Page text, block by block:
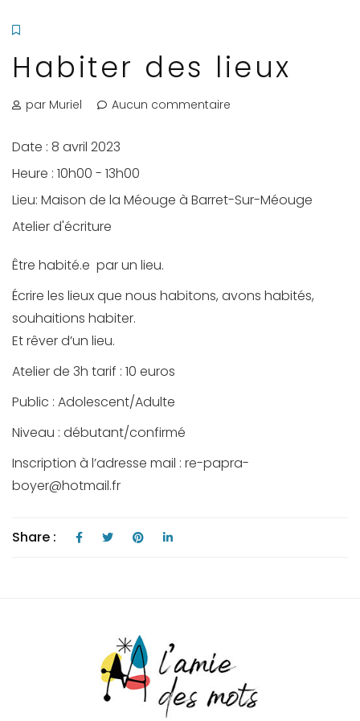
Habiter des lieux
par Muriel Aucun commentaire
Date : 8 avril 2023
Heure : 10h00 - 13h00
Lieu: Maison de la Méouge à Barret-Sur-Méouge
Atelier d'écriture
Être habité.e par un lieu.
Écrire les lieux que nous habitons, avons habités,
souhaitions habiter.
Et rêver d’un lieu.
Atelier de 3h tarif : 10 euros
Public : Adolescent/Adulte
Niveau : débutant/confirmé
Inscription à l’adresse mail : re-papra-
boyer@hotmail.fr
Share :